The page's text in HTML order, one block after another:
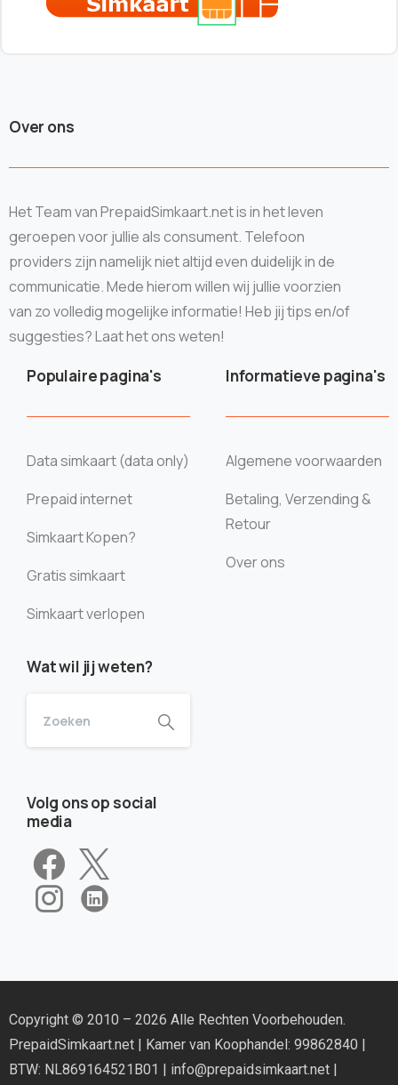
Over ons
Het Team van PrepaidSimkaart.net is in het leven
geroepen voor jullie als consument. Telefoon
providers zijn namelijk niet altijd even duidelijk in de
communicatie. Mede hierom willen wij jullie voorzien
van zo volledig mogelijke informatie! Heb jij tips en/of
suggesties? Laat het ons weten!
Populaire pagina's
Data simkaart (data only)
Prepaid internet
Simkaart Kopen?
Gratis simkaart
Simkaart verlopen
Informatieve pagina's
Algemene voorwaarden
Betaling, Verzending &
Retour
Over ons
Wat wil jij weten?
Volg ons op social
media
Copyright © 2010 – 2026 Alle Rechten Voorbehouden.
PrepaidSimkaart.net | Kamer van Koophandel: 99862840 |
BTW: NL869164521B01 | info@prepaidsimkaart.net |